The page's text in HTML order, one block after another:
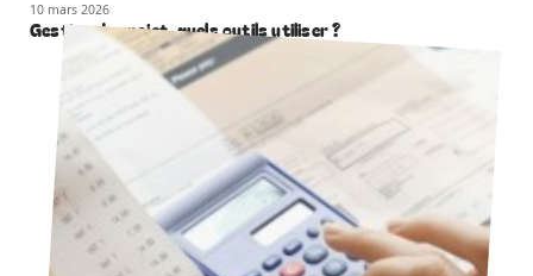
10 mars 2026
Gestion de projet, quels outils utiliser ?